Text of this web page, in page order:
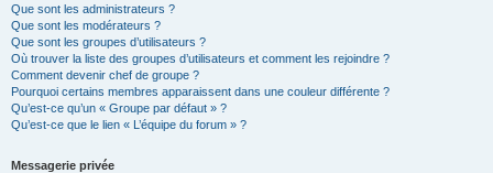
Que sont les administrateurs ?
Que sont les modérateurs ?
Que sont les groupes d’utilisateurs ?
Où trouver la liste des groupes d’utilisateurs et comment les rejoindre ?
Comment devenir chef de groupe ?
Pourquoi certains membres apparaissent dans une couleur différente ?
Qu’est-ce qu’un « Groupe par défaut » ?
Qu’est-ce que le lien « L’équipe du forum » ?
Messagerie privée